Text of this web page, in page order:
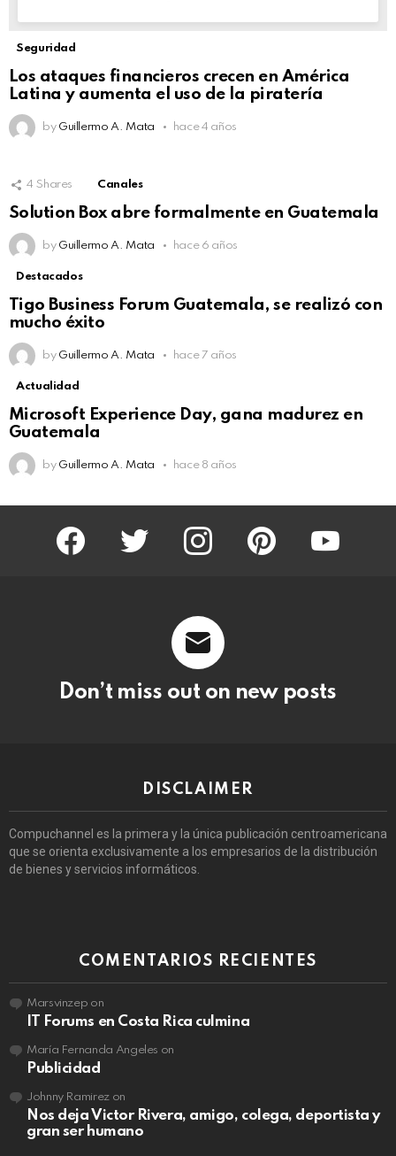
Seguridad
Los ataques financieros crecen en América
Latina y aumenta el uso de la piratería
by Guillermo A. Mata hace 4 años
4 Shares Canales
Solution Box abre formalmente en Guatemala
by Guillermo A. Mata hace 6 años
Destacados
Tigo Business Forum Guatemala, se realizó con
mucho éxito
by Guillermo A. Mata hace 7 años
Not Safe For Work
Click to view this post
Actualidad
Microsoft Experience Day, gana madurez en
Guatemala
by Guillermo A. Mata hace 8 años
facebook twitter instagram pinterest
Don’t miss out on new posts
DISCLAIMER
Compuchannel es la primera y la única publicación centroamericana
que se orienta exclusivamente a los empresarios de la distribución
de bienes y servicios informáticos.
COMENTARIOS RECIENTES
Marsvinzep on
IT Forums en Costa Rica culmina
María Fernanda Angeles on
Publicidad
Johnny Ramirezon
Nos deja Victor Rivera, amigo, colega, deportista y
gran ser humano